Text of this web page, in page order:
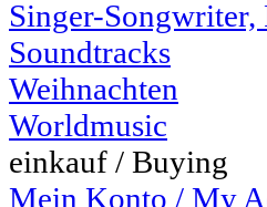
Singer-
Soundtracks
Weihnachten
Worldmusic
einkauf / Buying
Mein Konto / My